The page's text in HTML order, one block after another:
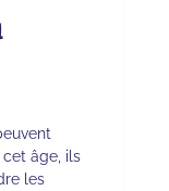
âge, ils
les